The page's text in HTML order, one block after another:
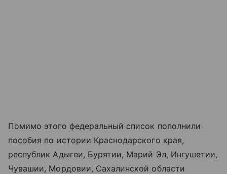
Помимо этого федеральный список пополнили
пособия по истории Краснодарского края,
республик Адыгеи, Бурятии, Марий Эл, Ингушетии,
Чувашии, Мордовии, Сахалинской области